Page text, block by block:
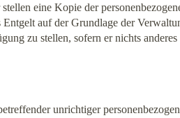
eine Kopie der
auf der Grundlage der
zu stellen, sofern er nichts
unrichtiger